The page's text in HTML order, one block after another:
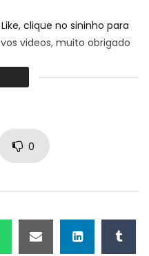
, clique no sininho para
videos, muito obrigado
0